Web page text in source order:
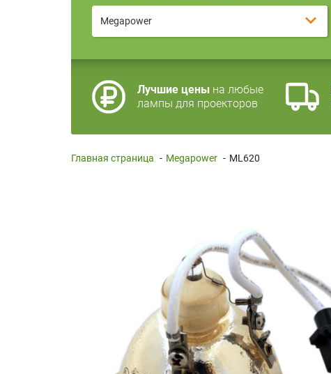
Megapower
Лучшие цены на любые
лампы для проекторов
Главная страница - Megapower - ML620